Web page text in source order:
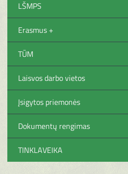
LŠMPS
Erasmus +
TŪM
Laisvos darbo vietos
Įsigytos priemonės
Dokumentų rengimas
TINKLAVEIKA